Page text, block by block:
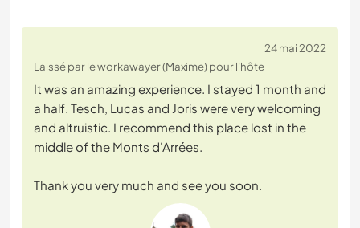
24 mai 2022
Laissé par le workawayer (Maxime) pour l'hôte
It was an amazing experience. I stayed 1 month and
a half. Tesch, Lucas and Joris were very welcoming
and altruistic. I recommend this place lost in the
middle of the Monts d'Arrées.
Thank you very much and see you soon.